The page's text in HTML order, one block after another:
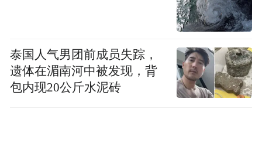
美化城市形象，进一步提升城市功能品质。
泰国人气男团前成员失踪，
遗体在湄南河中被发现，背
包内现20公斤水泥砖